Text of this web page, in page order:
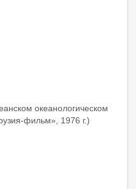
океанологическом
фильм», 1976 г.)